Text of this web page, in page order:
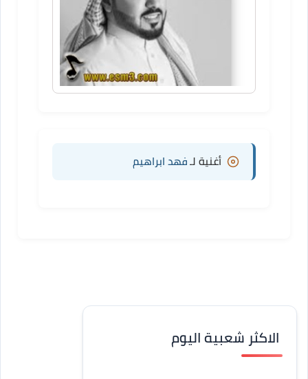
أغنية لـ فهد ابراهيم
الاكثر شعبية اليوم